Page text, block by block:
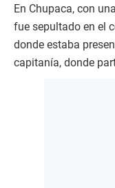
En Chupaca, con
fue sepultado en el
donde estaba
capitanía, donde